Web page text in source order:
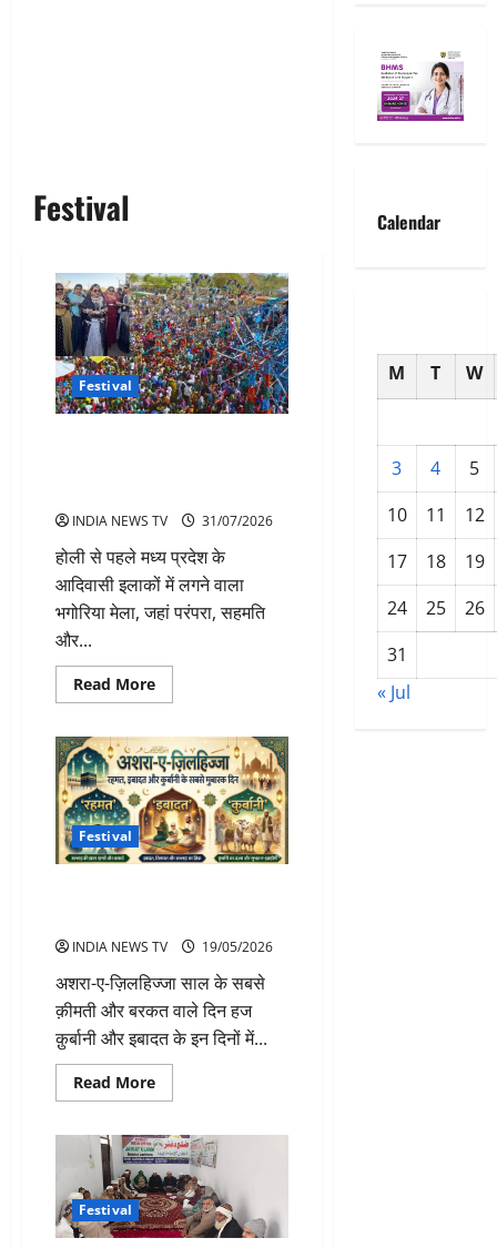
Festival
Festival
INDIA NEWS TV 31/07/2026
होली से पहले मध्य प्रदेश के
आदिवासी इलाकों में लगने वाला
भगोरिया मेला, जहां परंपरा, सहमति
और...
Read MoreRead
more
मेला
जहां
महिलाएं
हर
साल
चुनती
हैं
नया
जीवनसाथी
Festival
INDIA NEWS TV 19/05/2026
अशरा-ए-ज़िलहिज्जा साल के सबसे
क़ीमती और बरकत वाले दिन हज
क़ुर्बानी और इबादत के इन दिनों में...
Read MoreRead
more
ए-
ज़िलहिज्जा
साल
के
सबसे
कीमती
और
Festival
Calendar
M T W
3 4
5
10
11
12
17
18
19
24
25
26
31
« Jul